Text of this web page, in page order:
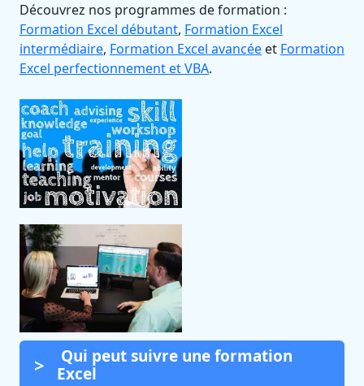
Découvrez nos programmes de formation :
Formation Excel débutant, Formation Excel
intermédiaire, Formation Excel avancée et Formation
Excel perfectionnement et VBA.
Qui peut suivre une formation
Excel